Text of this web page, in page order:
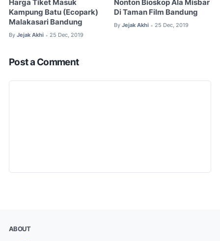
Harga Tiket Masuk
Kampung Batu (Ecopark)
Malakasari Bandung
By Jejak Akhi • 25 Dec, 2019
Nonton Bioskop Ala Misbar
Di Taman Film Bandung
By Jejak Akhi • 25 Dec, 2019
Post a Comment
ABOUT